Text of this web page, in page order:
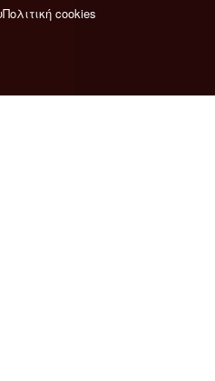
Πολιτική cookies